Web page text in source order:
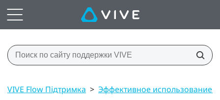
VIVE Flow Підтримка > Эффективное использование